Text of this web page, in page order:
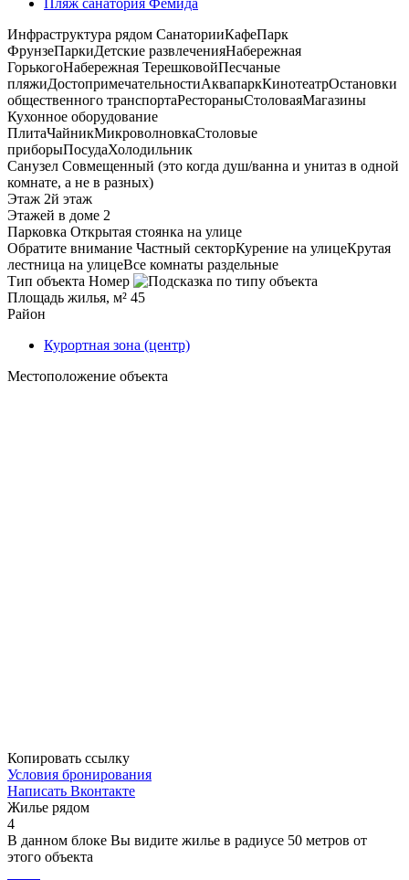
Инфраструктура рядом СанаторииКафеПарк
ФрунзеПаркиДетские развлеченияНабережная
ГорькогоНабережная ТерешковойПесчаные
пляжиДостопримечательностиАквапаркКинотеатрОстановки
общественного транспортаРестораныСтоловаяМагазины
Кухонное оборудование
ПлитаЧайникМикроволновкаСтоловые
приборыПосудаХолодильник
Санузел Совмещенный (это когда душ/ванна и унитаз в одной
комнате, а не в разных)
Этаж 2й этаж
Этажей в доме 2
Парковка Открытая стоянка на улице
Обратите внимание Частный секторКурение на улицеКрутая
лестница на улицеВсе комнаты раздельные
Тип объекта Номер
Площадь жилья, м² 45
Район
Курортная зона (центр)
Местоположение объекта
Копировать ссылку
Условия бронирования
Написать Вконтакте
Жилье рядом
4
В данном блоке Вы видите жилье в радиусе 50 метров от
этого объекта